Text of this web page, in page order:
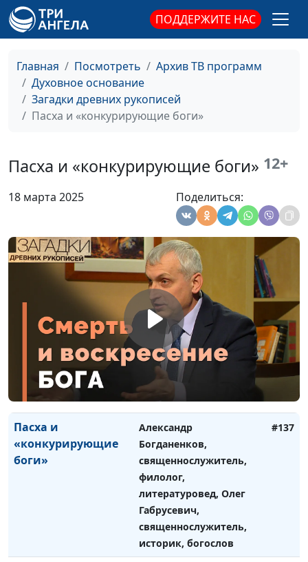
ПОДДЕРЖИТЕ НАС
Главная Посмотреть
Архив ТВ программ
Духовное основание
Загадки древних рукописей
Пасха и «конкурирующие боги»
Пасха и «конкурирующие боги» 12+
18 марта 2025 Поделиться:
числе 666
историк, богослов,
Александр Богданенков,
филолог, литературовед
Пасха и
современность
Александр Богданенков,
священнослужитель,
священнослужитель,
историк, богослов
Пасха в Библии и в
Александр Богданенков,
священнослужитель,
филолог, литературовед,
Олег Габрусевич,
священнослужитель,
историк, богослов
#139
Первая Пасха: где,
когда, почему
Александр Богданенков,
священнослужитель,
филолог, литературовед,
Олег Габрусевич,
священнослужитель,
историк, богослов
#138
Пасха и
«конкурирующие
боги»
Александр
Богданенков,
священнослужитель,
филолог,
литературовед, Олег
Габрусевич,
священнослужитель,
историк, богослов
#137